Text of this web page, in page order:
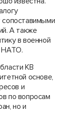
А также
в военной
НАТО.
КВ
основе,
и
по вопросам
но и